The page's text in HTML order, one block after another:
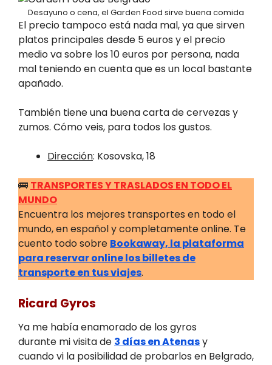
Desayuno o cena, el Garden Food sirve buena comida
El precio tampoco está nada mal, ya que sirven
platos principales desde 5 euros y el precio
medio va sobre los 10 euros por persona, nada
mal teniendo en cuenta que es un local bastante
apañado.
También tiene una buena carta de cervezas y
zumos. Cómo veis, para todos los gustos.
Dirección: Kosovska, 18
🚌 TRANSPORTES Y TRASLADOS EN TODO EL
MUNDO
Encuentra los mejores transportes en todo el
mundo, en español y completamente online. Te
cuento todo sobre Bookaway, la plataforma
para reservar online los billetes de
transporte en tus viajes.
Ricard Gyros
Ya me había enamorado de los gyros
durante mi visita de 3 días en Atenasy
cuando vi la posibilidad de probarlos en Belgrado,